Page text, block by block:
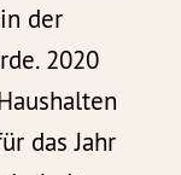
der
2020
das Jahr